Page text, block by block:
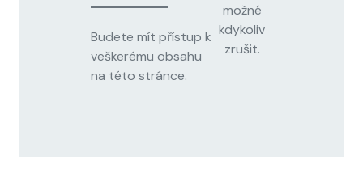
Budete mít přístup k
veškerému obsahu
na této stránce.
možné
kdykoliv
zrušit.